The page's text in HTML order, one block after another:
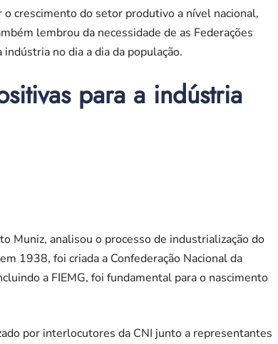
crescimento do setor produtivo a nível nacional,
lembrou da necessidade de as Federações
no dia a dia da população.
para a indústria
Muniz, analisou o processo de industrialização do
1938, foi criada a Confederação Nacional da
a FIEMG, foi fundamental para o nascimento
por interlocutores da CNI junto a representantes